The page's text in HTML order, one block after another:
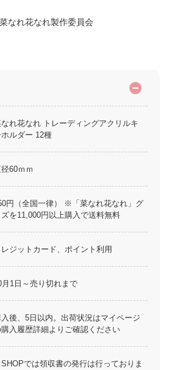
れ花なれ トレーディングアクリルキ
ホルダー 12種
60ｍｍ
円（全国一律） ※「菜なれ花なれ」グ
ズを11,000円以上購入で送料無料
レジットカード、ポイント利用
月1日～売り切れまで
後、5日以内。出荷状況はマイページ
入履歴詳細よりご確認ください
SHOPでは領収書の発行は行っておりま
なれ花なれ製作委員会